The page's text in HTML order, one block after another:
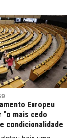
Europeu
"o mais cedo
condicionalidade